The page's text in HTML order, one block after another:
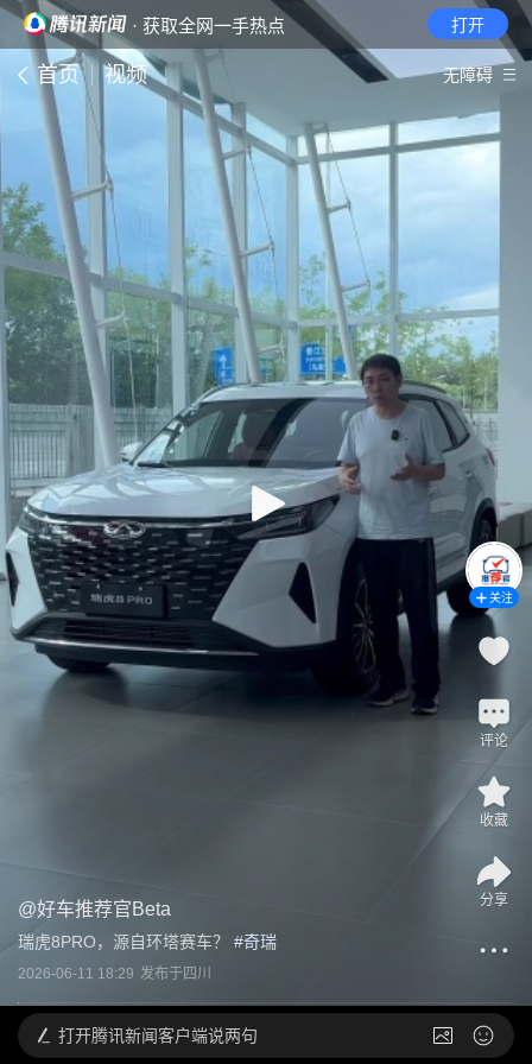
· 获取全网一手热点 打开
首页 视频 无障碍
@好车推荐官Beta
瑞虎8PRO，源自环塔赛车？ #奇瑞
2026-06-11 18:29 发布于四川
关注
评论
收藏
分享
打开腾讯新闻客户端说两句